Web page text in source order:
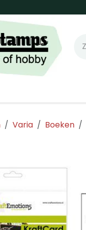
Varia Boeken